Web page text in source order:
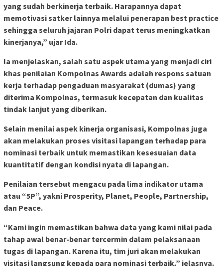
yang sudah berkinerja terbaik. Harapannya dapat
memotivasi satker lainnya melalui penerapan best practice
sehingga seluruh jajaran Polri dapat terus meningkatkan
kinerjanya,” ujar Ida.
Ia menjelaskan, salah satu aspek utama yang menjadi ciri
khas penilaian Kompolnas Awards adalah respons satuan
kerja terhadap pengaduan masyarakat (dumas) yang
diterima Kompolnas, termasuk kecepatan dan kualitas
tindak lanjut yang diberikan.
Selain menilai aspek kinerja organisasi, Kompolnas juga
akan melakukan proses visitasi lapangan terhadap para
nominasi terbaik untuk memastikan kesesuaian data
kuantitatif dengan kondisi nyata di lapangan.
Penilaian tersebut mengacu pada lima indikator utama
atau “5P”, yakni Prosperity, Planet, People, Partnership,
dan Peace.
“Kami ingin memastikan bahwa data yang kami nilai pada
tahap awal benar-benar tercermin dalam pelaksanaan
tugas di lapangan. Karena itu, tim juri akan melakukan
visitasi langsung kepada para nominasi terbaik,” jelasnya.